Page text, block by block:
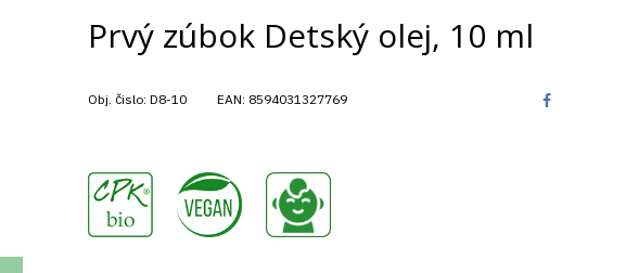
Prvý zúbok Detský olej, 10 ml
Obj. čislo: D8-10 EAN: 8594031327769